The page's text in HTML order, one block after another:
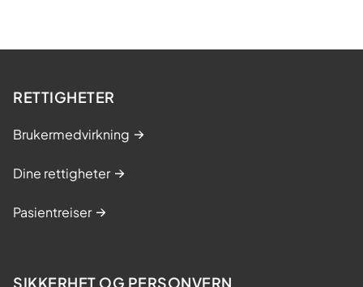
RETTIGHETER
Brukermedvirkning
Dine rettigheter
Pasientreiser
SIKKERHET OG PERSONVERN